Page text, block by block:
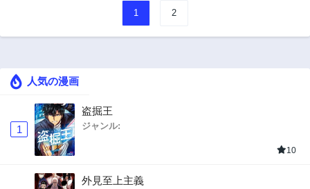
1 2
人気の漫画
1
盗掘王
ジャンル:
10
外見至上主義